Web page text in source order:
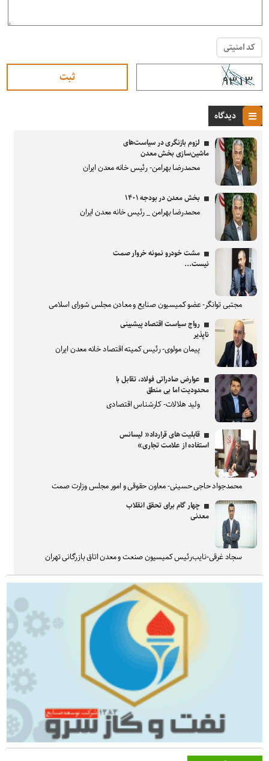
کد امنیتی
دیدگاه
لزوم بازنگری در سیاست‌های
ماشین‌سازی بخش معدن
محمدرضا بهرامن- رئیس خانه معدن ایران
بخش معدن در بودجه ۱۴۰۱
محمدرضا بهرامن _ رئیس خانه معدن ایران
مشت خودرو نمونه خروار صمت
نیست...
مجتبی توانگر- عضو کمیسیون صنایع و معادن مجلس شورای اسلامی
رواج سیاست اقتصاد پیشبینی
ناپذیر
پیمان مولوی- رئیس کمیته اقتصاد خانه معدن ایران
عوارض صادراتی فولاد، تقابل با
محدودیت اما بی منطق
ولید هلالات- کارشناس اقتصادی
قابلیت های قرارداد« لیسانس
استفاده از علامت تجاری»
محمدجواد حاجی حسینی- معاون حقوقی و امور مجلس وزارت صمت
چهار گام برای تحقق انقلاب
معدنی
سجاد غرقی-نایب‌رئیس کمیسیون صنعت و معدن اتاق بازرگانی تهران